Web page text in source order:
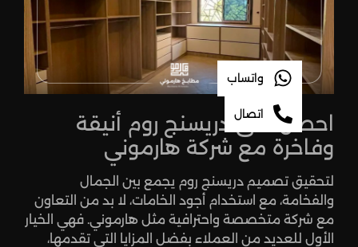
احصل على دريسنج روم أنيقة
وفاخرة مع شركة هارموني
لتحقيق تصميم دريسنج روم يجمع بين الجمال
والفخامة، مع استخدام أجود الخامات، لا بد من التعاون
مع شركة متخصصة واحترافية مثل هارموني. فهي الخيار
الأول للعديد من العملاء بفضل المزايا التي تقدمها،
واتساب
اتصال